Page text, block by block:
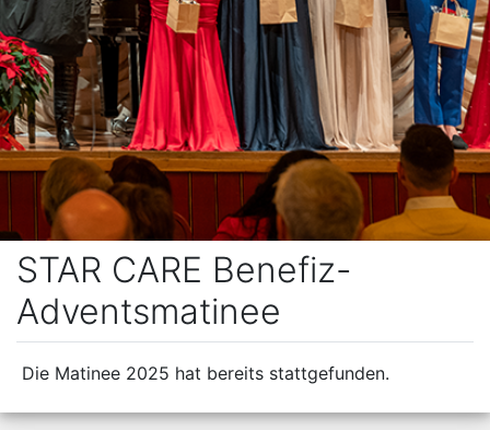
STAR CARE Benefiz-
Adventsmatinee
Die Matinee 2025 hat bereits stattgefunden.